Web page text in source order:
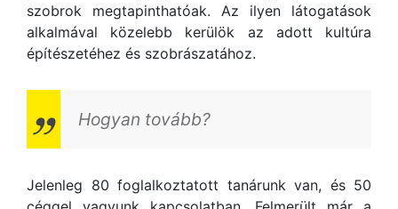
szobrok megtapinthatóak. Az ilyen látogatások
alkalmával közelebb kerülök az adott kultúra
építészetéhez és szobrászatához.
Hogyan tovább?
Jelenleg 80 foglalkoztatott tanárunk van, és 50